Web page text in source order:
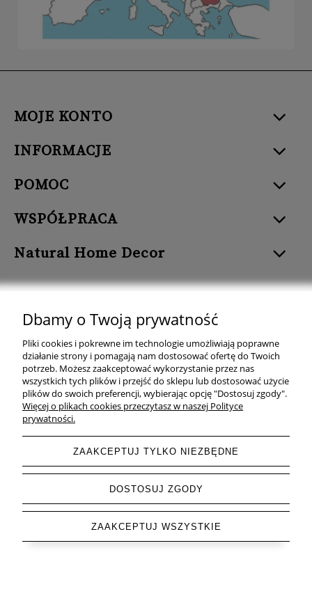
MOJE KONTO
INFORMACJE
POMOC
WSPÓŁPRACA
Natural Home Decor
Natural Home Decor | E-mail: sklep at naturalhomedecor.pl | Tel.:
507 707 299 | NIP: 7971800592 | REGON: 381429127
Copyright © 2026 - Naturalhomedecor.pl
Dbamy o Twoją prywatność
Pliki cookies i pokrewne im technologie umożliwiają poprawne
działanie strony i pomagają nam dostosować ofertę do Twoich
potrzeb. Możesz zaakceptować wykorzystanie przez nas
wszystkich tych plików i przejść do sklepu lub dostosować użycie
plików do swoich preferencji, wybierając opcję "Dostosuj zgody".
Więcej o plikach cookies przeczytasz w naszej Polityce
prywatności.
ZAAKCEPTUJ TYLKO NIEZBĘDNE
DOSTOSUJ ZGODY
ZAAKCEPTUJ WSZYSTKIE